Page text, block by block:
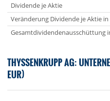
Dividende je Aktie
Veränderung Dividende je Aktie in
Gesamtdividendenausschüttung
THYSSENKRUPP AG:
EUR)